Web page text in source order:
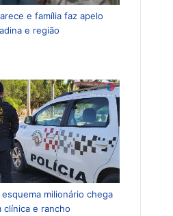
e família faz apelo
e região
milionário chega
clínica e rancho